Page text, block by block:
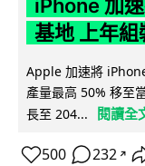
iPhone 加
基地 上年
Apple 加速將
產量最高 50% 移至
長至 204...
閱讀全
500 232 ↗